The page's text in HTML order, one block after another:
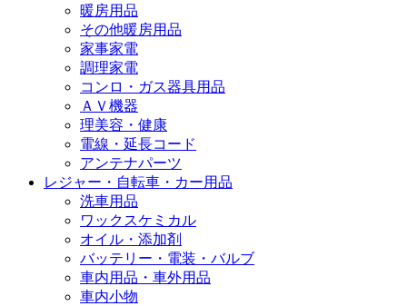
暖房用品
その他暖房用品
家事家電
調理家電
コンロ・ガス器具用品
ＡＶ機器
理美容・健康
電線・延長コード
アンテナパーツ
レジャー・自転車・カー用品
洗車用品
ワックスケミカル
オイル・添加剤
バッテリー・電装・バルブ
車内用品・車外用品
車内小物